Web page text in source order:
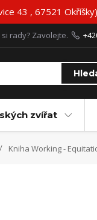
43 , 67521
rady? Zavolejte.
zvířat
Kniha Working -